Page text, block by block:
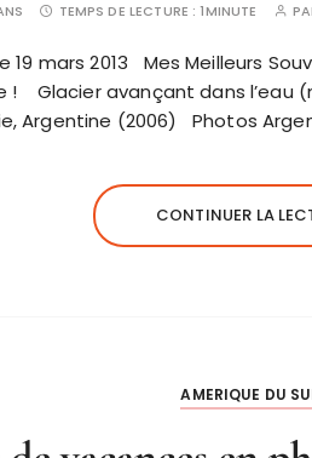
TEMPS DE LECTURE :1MINUTE
19 mars 2013 Mes Meilleurs
! Glacier avançant dans l’eau
Argentine (2006) Photos
CONTINUER LA
AMERIQUE DU